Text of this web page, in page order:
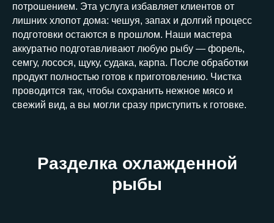
потрошением. Эта услуга избавляет клиентов от
лишних хлопот дома: чешуя, запах и долгий процесс
подготовки остаются в прошлом. Наши мастера
аккуратно подготавливают любую рыбу — форель,
семгу, лосося, щуку, судака, карпа. После обработки
продукт полностью готов к приготовлению. Чистка
проводится так, чтобы сохранить нежное мясо и
свежий вид, а вы могли сразу приступить к готовке.
Разделка охлажденной
рыбы